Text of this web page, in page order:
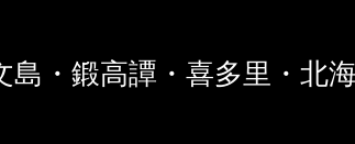
島・鍛高譚・喜多里・北